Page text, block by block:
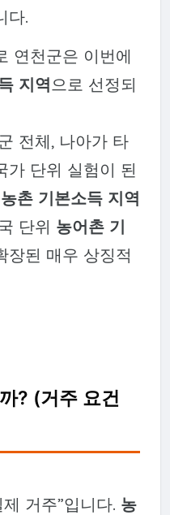
다.
연천군은 이번에
지역 으로 선정되
전체, 나아가 타
가 단위 실험이 된
농촌 기본소득 지역
단위 농어촌 기
장된 매우 상징적
? (거주 요건
거주”입니다. 농